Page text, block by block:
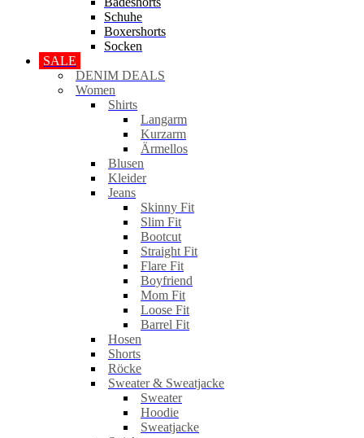
Schuhe
Boxershorts
Socken
SALE
DENIM DEALS
Women
Shirts
Langarm
Kurzarm
Ärmellos
Blusen
Kleider
Jeans
Skinny Fit
Slim Fit
Bootcut
Straight Fit
Flare Fit
Boyfriend
Mom Fit
Loose Fit
Barrel Fit
Hosen
Shorts
Röcke
Sweater & Sweatjacke
Sweater
Hoodie
Sweatjacke